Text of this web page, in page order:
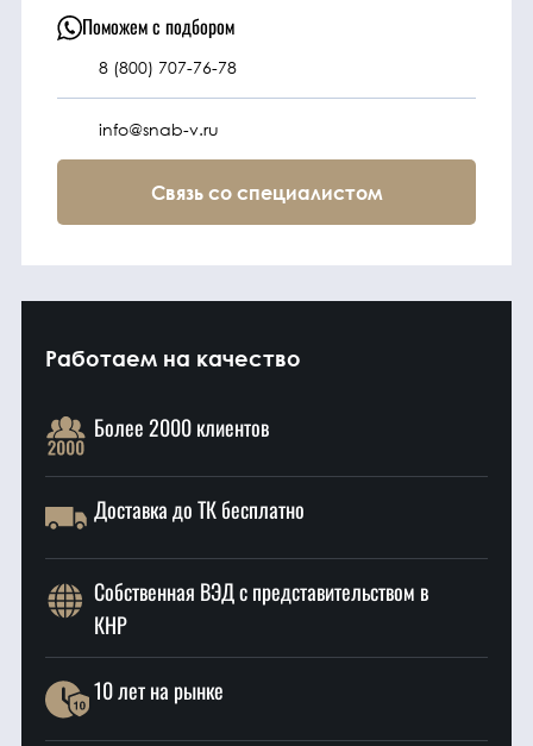
Под заказ
Поможем с подбором
8 (800) 707-76-78
info@snab-v.ru
Связь со специалистом
Работаем на качество
Более 2000 клиентов
Доставка до ТК бесплатно
Собственная ВЭД с представительством в
КНР
10 лет на рынке